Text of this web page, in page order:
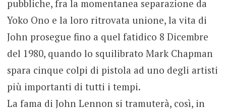
pubbliche, fra la momentanea separazione da
Yoko Ono e la loro ritrovata unione, la vita di
John prosegue fino a quel fatidico 8 Dicembre
del 1980, quando lo squilibrato Mark Chapman
spara cinque colpi di pistola ad uno degli artisti
più importanti di tutti i tempi.
La fama di John Lennon si tramuterà, così, in